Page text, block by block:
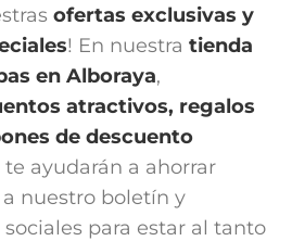
ofertas exclusivas y
! En nuestra tienda
en Alboraya,
atractivos, regalos
de descuento
te ayudarán a ahorrar
nuestro boletín y
para estar al tanto